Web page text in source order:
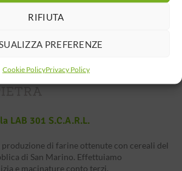
RIFIUTA
PREFERENZE
Cookie PolicyPrivacy Policy
LAB 301 S.c.a.r.l.
di farine ottenute con cereali del
di San Marino. Effettuiamo
e macinature conto terzi.